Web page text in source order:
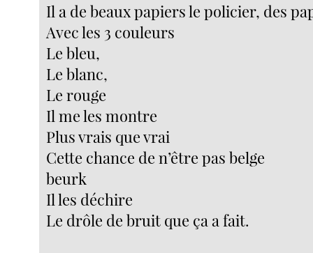
Il a de beaux papiers le policier, des
Avec les 3 couleurs
Le bleu,
Le blanc,
Le rouge
Il me les montre
Plus vrais que vrai
Cette chance de n’être pas belge
beurk
Il les déchire
Le drôle de bruit que ça a fait.